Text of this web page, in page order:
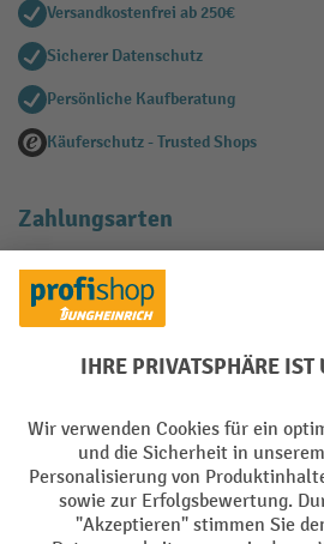
Versandkostenfrei ab 250€
Sicherer Datenschutz
Persönliche Kaufberatung
Käuferschutz - Trusted Shops
Zahlungsarten
Creditcard (Master)
Facebook
YouTube
LinkedIn
Instagram